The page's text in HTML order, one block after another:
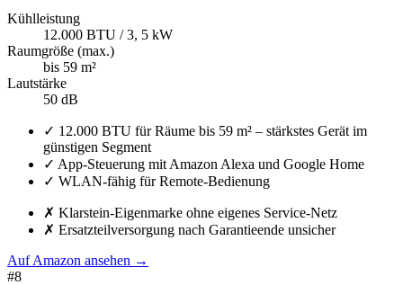
Kühlleistung
12.000 BTU / 3, 5 kW
Raumgröße (max.)
bis 59 m²
Lautstärke
50 dB
✓ 12.000 BTU für Räume bis 59 m² – stärkstes Gerät im
günstigen Segment
✓ App-Steuerung mit Amazon Alexa und Google Home
✓ WLAN-fähig für Remote-Bedienung
✗ Klarstein-Eigenmarke ohne eigenes Service-Netz
✗ Ersatzteilversorgung nach Garantieende unsicher
Auf Amazon ansehen →
#8